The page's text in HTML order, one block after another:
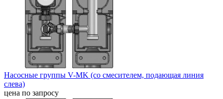
Насосные группы V-MK (со смесителем, подающая линия
слева)
цена по запросу